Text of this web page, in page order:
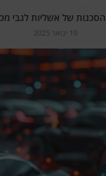
19 ינואר 2025